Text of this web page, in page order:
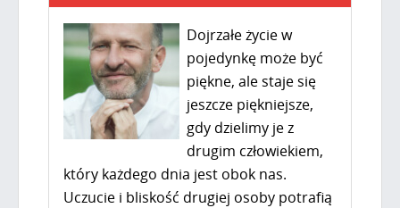
Dojrzałe życie w
pojedynkę może być
piękne, ale staje się
jeszcze piękniejsze,
gdy dzielimy je z
drugim człowiekiem,
który każdego dnia jest obok nas.
Uczucie i bliskość drugiej osoby potrafią